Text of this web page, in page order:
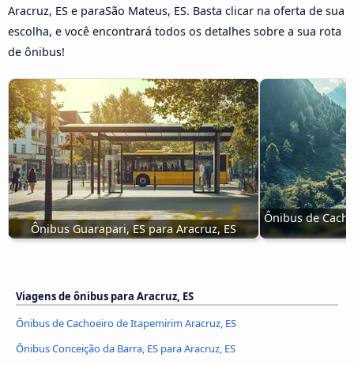
Aracruz, ES e paraSão Mateus, ES. Basta clicar na oferta de sua
escolha, e você encontrará todos os detalhes sobre a sua rota
de ônibus!
Ônibus Guarapari, ES para Aracruz, ES
Ônibus de
Viagens de ônibus para Aracruz, ES
Ônibus de Cachoeiro de Itapemirim Aracruz, ES
Ônibus Conceição da Barra, ES para Aracruz, ES